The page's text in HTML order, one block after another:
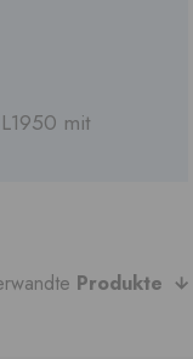
mit
Produkte